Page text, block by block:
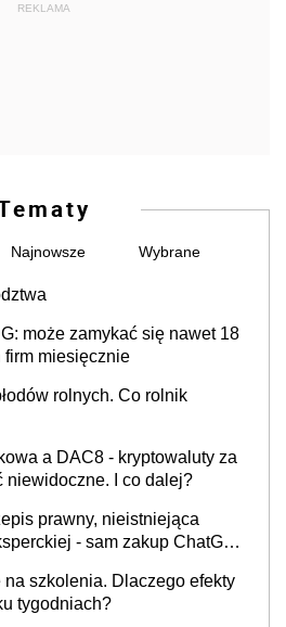
REKLAMA
Najnowsze Wybrane
może zamykać się nawet 18
miesięcznie
rolnych. Co rolnik
a DAC8 - kryptowaluty za
niewidoczne. I co dalej?
prawny, nieistniejąca
- sam zakup ChatGPT
na szkolenia. Dlaczego efekty
tygodniach?